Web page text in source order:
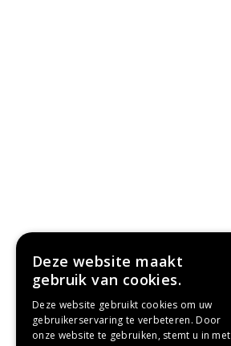
Deze website maakt
gebruik van cookies.
Deze website gebruikt cookies om uw
gebruikerservaring te verbeteren. Door
onze website te gebruiken, stemt u in met